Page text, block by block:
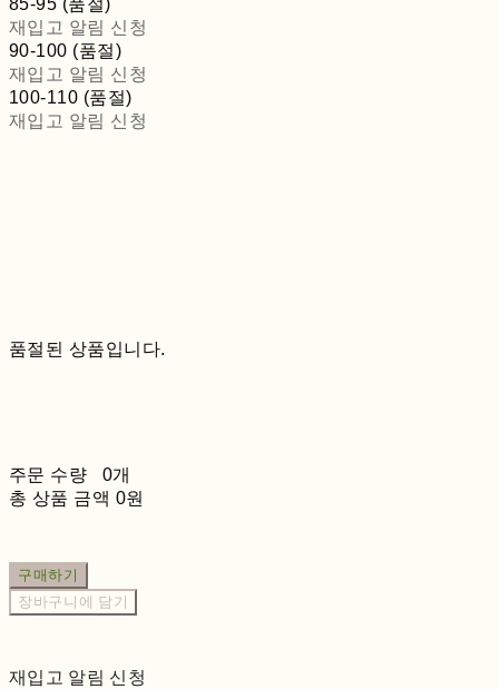
85-95 (품절)
재입고 알림 신청
90-100 (품절)
재입고 알림 신청
100-110 (품절)
재입고 알림 신청
품절된 상품입니다.
주문 수량
0개
총 상품 금액 0원
구매하기
장바구니에 담기
재입고 알림 신청